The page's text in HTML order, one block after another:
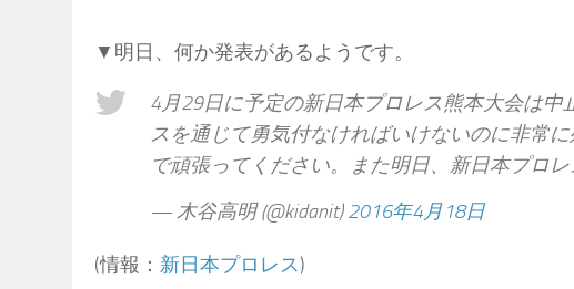
▼明日、何か発表があるようです。
4月29日に予定の新日本プロレス熊本大会は
スを通じて勇気付なければいけないのに非常
で頑張ってください。また明日、新日本プロ
— 木谷高明 (@kidanit)2016年4月18日
(情報： 新日本プロレス)